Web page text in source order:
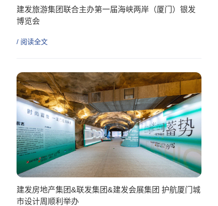
建发旅游集团联合主办第一届海峡两岸（厦门）银发
博览会
/ 阅读全文
建发房地产集团&联发集团&建发会展集团 护航厦门城
市设计周顺利举办